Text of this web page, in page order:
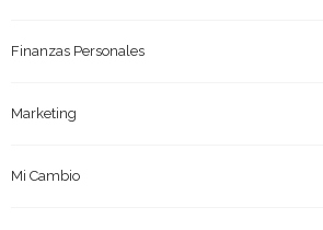
Finanzas Personales
Marketing
Mi Cambio